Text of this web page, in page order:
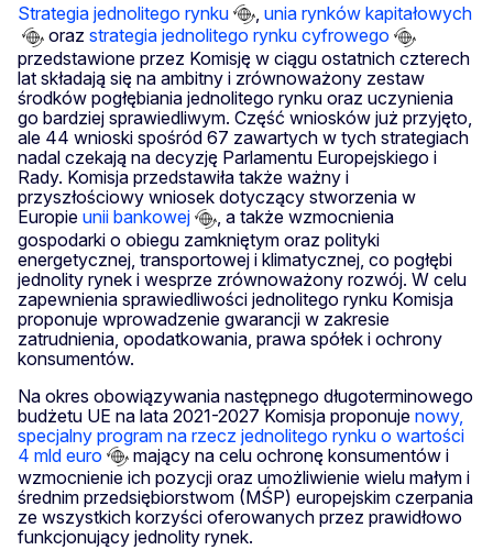
Strategia jednolitego rynku
unia rynków kapitałowych
oraz strategia jednolitego rynku cyfrowego
przedstawione przez Komisję w ciągu ostatnich czterech
lat składają się na ambitny i zrównoważony zestaw
środków pogłębiania jednolitego rynku oraz uczynienia
go bardziej sprawiedliwym. Część wniosków już przyjęto,
ale 44 wnioski spośród 67 zawartych w tych strategiach
nadal czekają na decyzję Parlamentu Europejskiego i
Rady. Komisja przedstawiła także ważny i
przyszłościowy wniosek dotyczący stworzenia w
Europie unii bankowej
, a także wzmocnienia
gospodarki o obiegu zamkniętym oraz polityki
energetycznej, transportowej i klimatycznej, co pogłębi
jednolity rynek i wesprze zrównoważony rozwój. W celu
zapewnienia sprawiedliwości jednolitego rynku Komisja
proponuje wprowadzenie gwarancji w zakresie
zatrudnienia, opodatkowania, prawa spółek i ochrony
konsumentów.
Na okres obowiązywania następnego długoterminowego
budżetu UE na lata 2021-2027 Komisja proponuje nowy,
specjalny program na rzecz jednolitego rynku o wartości
4 mld euro
mający na celu ochronę konsumentów i
wzmocnienie ich pozycji oraz umożliwienie wielu małym i
średnim przedsiębiorstwom (MŚP) europejskim czerpania
ze wszystkich korzyści oferowanych przez prawidłowo
funkcjonujący jednolity rynek.